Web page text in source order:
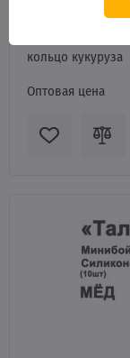
кольцо кукуруза
Оптовая цена